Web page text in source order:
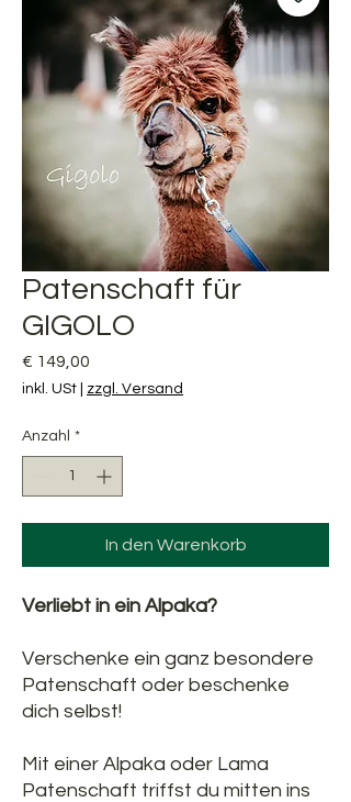
Patenschaft für
GIGOLO
€ 149,00
inkl. USt zzgl. Versand
Anzahl *
In den Warenkorb
Verliebt in ein Alpaka?
Verschenke ein ganz besondere
Patenschaft oder beschenke
dich selbst!
Mit einer Alpaka oder Lama
Patenschaft triffst du mitten ins